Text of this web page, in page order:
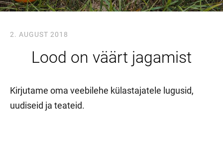
2. AUGUST 2018
Lood on väärt jagamist
Kirjutame oma veebilehe külastajatele lugusid,
uudiseid ja teateid.